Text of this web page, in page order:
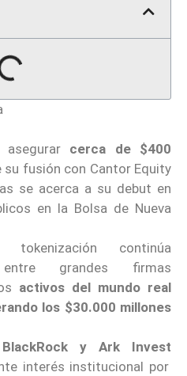
asegurar cerca de $400
su fusión con Cantor Equity
se acerca a su debut en
en la Bolsa de Nueva
continúa
entre grandes firmas
activos del mundo real
los $30.000 millones
BlackRock y Ark Invest
interés institucional por